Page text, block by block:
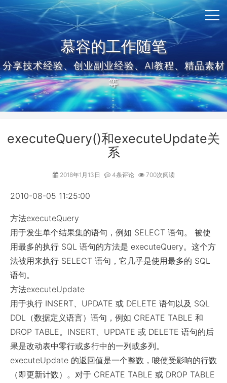
慕容的工作随笔
分享技术经验、创业副业经验、AI教程、精品素材
等
executeQuery()和executeUpdate关
系
2018年1月13日 4条评论 700次阅读
2010-08-05 11:25:00
方法executeQuery
用于发生单个结果集的语句，例如 SELECT 语句。 被使
用最多的执行 SQL 语句的方法是 executeQuery。这个方
法被用来执行 SELECT 语句，它几乎是使用最多的 SQL
语句。
方法executeUpdate
用于执行 INSERT、UPDATE 或 DELETE 语句以及 SQL
DDL（数据定义语言）语句，例如 CREATE TABLE 和
DROP TABLE。INSERT、UPDATE 或 DELETE 语句的后
果是改动表中零行或多行中的一列或多列。
executeUpdate 的返回值是一个整数，唆使受影响的行数
（即更新计数）。对于 CREATE TABLE 或 DROP TABLE